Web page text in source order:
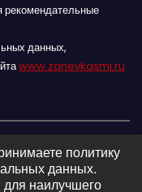
данных,
www.zanevkasmi.ru
политику
данных.
наилучшего